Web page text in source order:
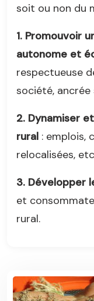
soit ou non du
1. Promouvoir
autonome et
respectueuse
société,
2. Dynamiser
rural : emplois,
relocalisées,
3. Développer
et
rural.